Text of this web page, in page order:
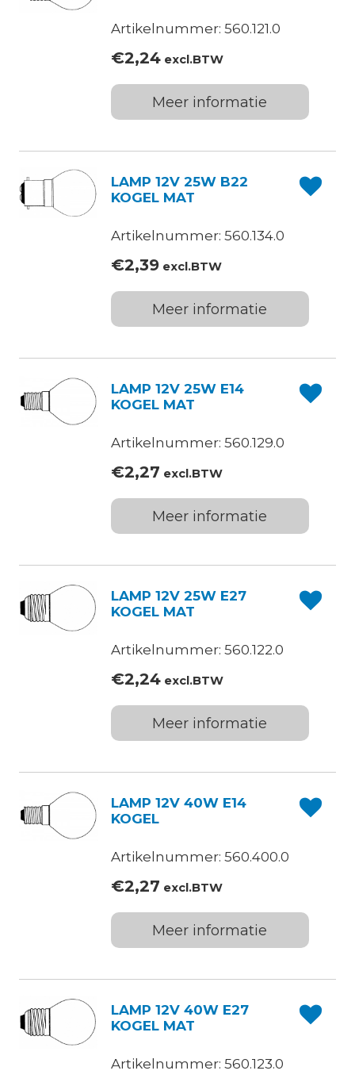
Artikelnummer: 560.121.0
€2,24excl.BTW
Meer informatie
LAMP 12V 25W B22
KOGEL MAT
Artikelnummer: 560.134.0
€2,39excl.BTW
Meer informatie
LAMP 12V 25W E14
KOGEL MAT
Artikelnummer: 560.129.0
€2,27 excl.BTW
Meer informatie
LAMP 12V 25W E27
KOGEL MAT
Artikelnummer: 560.122.0
€2,24excl.BTW
Meer informatie
LAMP 12V 40W E14
KOGEL
Artikelnummer: 560.400.0
€2,27 excl.BTW
Meer informatie
LAMP 12V 40W E27
KOGEL MAT
Artikelnummer: 560.123.0